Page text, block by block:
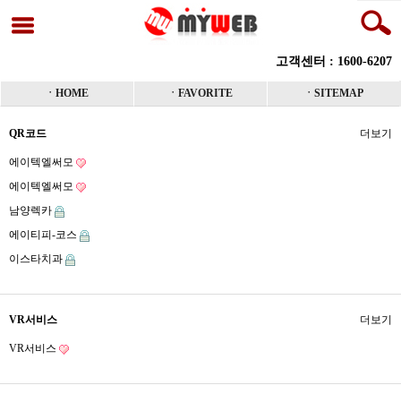
고객센터 : 1600-6207
ㆍHOME ㆍFAVORITE ㆍSITEMAP
QR코드
에이텍엘써모
에이텍엘써모
남양렉카
에이티피-코스
이스타치과
더보기
VR서비스
VR서비스
더보기